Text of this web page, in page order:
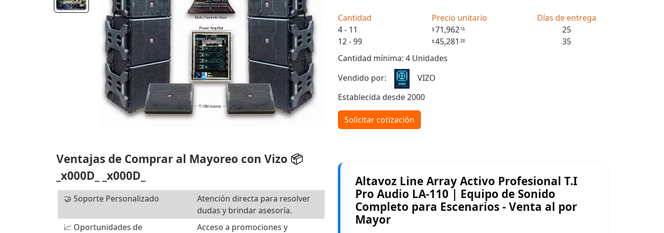
Cantidad Precio unitario
Días de entrega
4 - 11
$71,96216
25
12 - 99
$45,281 28
35
Cantidad mínima: 4 Unidades
Vendido por:
VIZO
Establecida desde 2000
Solicitar cotización
Ventajas de Comprar al Mayoreo con Vizo 📦
_x000D_ _x000D_
🤝 Soporte Personalizado
Atención directa para resolver
dudas y brindar asesoría.
📈 Oportunidades de
Acceso a promociones y
Altavoz Line Array Activo Profesional T.I
Pro Audio LA-110 | Equipo de Sonido
Completo para Escenarios - Venta al por
Mayor